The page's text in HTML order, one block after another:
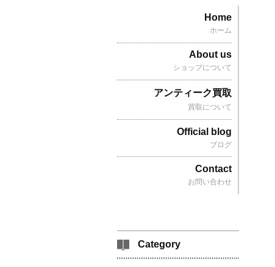
Home
ホーム
About us
ショップについて
アンティーク買取
買取について
Official blog
ブログ
Contact
お問い合わせ
Category